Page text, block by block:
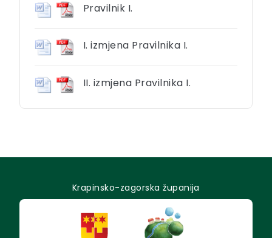
Pravilnik I.
I. izmjena Pravilnika I.
II. izmjena Pravilnika I.
Krapinsko-zagorska županija